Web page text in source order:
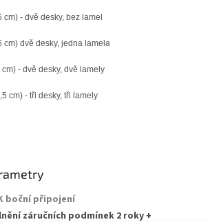
cm) - dvě desky, bez lamel
cm) dvě desky, jedna lamela
- dvě desky, dvě lamely
cm) - tři desky, tři lamely
boční připojení
záručních podmínek 2 roky +